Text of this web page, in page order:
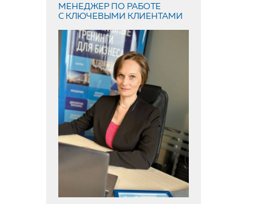
МЕНЕДЖЕР ПО РАБОТЕ
С КЛЮЧЕВЫМИ КЛИЕНТАМИ